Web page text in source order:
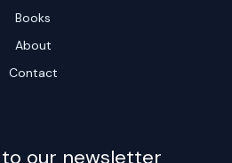
Books
About
Contact
our newsletter